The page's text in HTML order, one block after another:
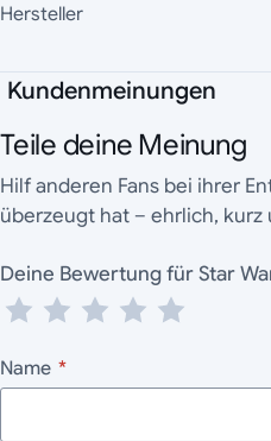
Hersteller
Kundenmeinungen
Teile deine Meinung
Hilf anderen Fans bei ihrer
überzeugt hat – ehrlich,
Deine
Name *